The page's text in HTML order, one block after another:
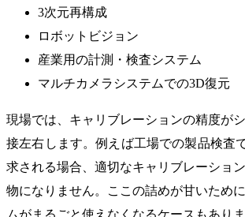
3次元再構成
ロボットビジョン
産業用の計測・検査システム
マルチカメラシステムでの3D復元
現場では、キャリブレーションの精度が
接左右します。例えば工場での製品検査
求される場合、適切なキャリブレーショ
物になりません。ここの詰めが甘いため